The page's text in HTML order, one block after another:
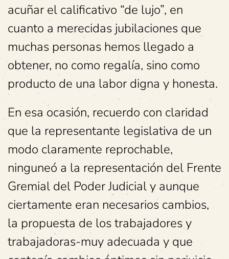
acuñar el calificativo “de lujo”, en
cuanto a merecidas jubilaciones que
muchas personas hemos llegado a
obtener, no como regalía, sino como
producto de una labor digna y honesta.
En esa ocasión, recuerdo con claridad
que la representante legislativa de un
modo claramente reprochable,
ninguneó a la representación del Frente
Gremial del Poder Judicial y aunque
ciertamente eran necesarios cambios,
la propuesta de los trabajadores y
trabajadoras-muy adecuada y que